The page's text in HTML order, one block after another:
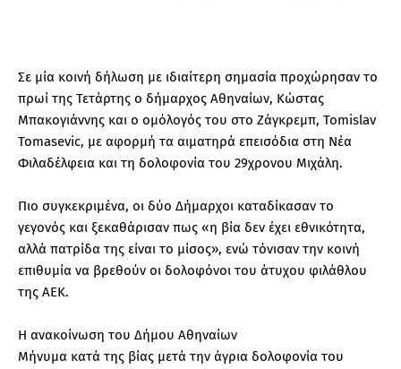
Σε μία κοινή δήλωση με ιδιαίτερη σημασία προχώρησαν το
πρωί της Τετάρτης ο δήμαρχος Αθηναίων, Κώστας
Μπακογιάννης και ο ομόλογός του στο Ζάγκρεμπ, Tomislav
Tomasevic, με αφορμή τα αιματηρά επεισόδια στη Νέα
Φιλαδέλφεια και τη δολοφονία του 29χρονου Μιχάλη.
Πιο συγκεκριμένα, οι δύο Δήμαρχοι καταδίκασαν το
γεγονός και ξεκαθάρισαν πως «η βία δεν έχει εθνικότητα,
αλλά πατρίδα της είναι το μίσος», ενώ τόνισαν την κοινή
επιθυμία να βρεθούν οι δολοφόνοι του άτυχου φιλάθλου
της ΑΕΚ.
Η ανακοίνωση του Δήμου Αθηναίων
Μήνυμα κατά της βίας μετά την άγρια δολοφονία του